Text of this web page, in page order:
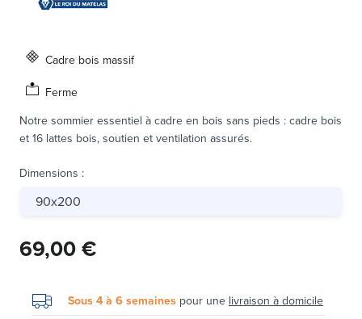
Cadre bois massif
Ferme
Notre sommier essentiel à cadre en bois sans pieds : cadre bois
et 16 lattes bois, soutien et ventilation assurés.
Dimensions :
90x200
69,00 €
Sous 4 à 6 semaines pour une livraison à domicile